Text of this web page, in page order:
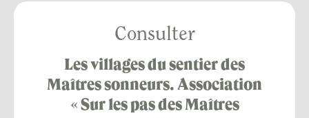
Consulter
Les villages du sentier des
Maîtres sonneurs. Association
« Sur les pas des Maîtres